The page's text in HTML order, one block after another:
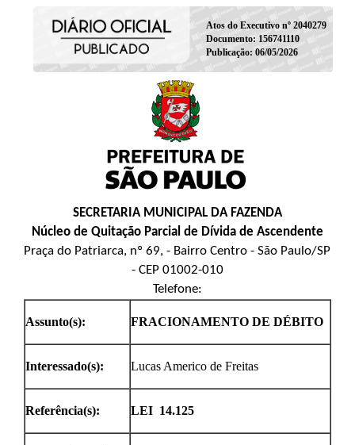
Atos do Executivo nº 2040279
Documento: 156741110
Publicação: 06/05/2026
SECRETARIA MUNICIPAL DA FAZENDA
Núcleo de Quitação Parcial de Dívida de Ascendente
Praça do Patriarca, nº 69, - Bairro Centro - São Paulo/SP
- CEP 01002-010
Telefone:
Assunto(s): FRACIONAMENTO DE DÉBITO
Interessado(s): Lucas Americo de Freitas
Referência(s): LEI 14.125